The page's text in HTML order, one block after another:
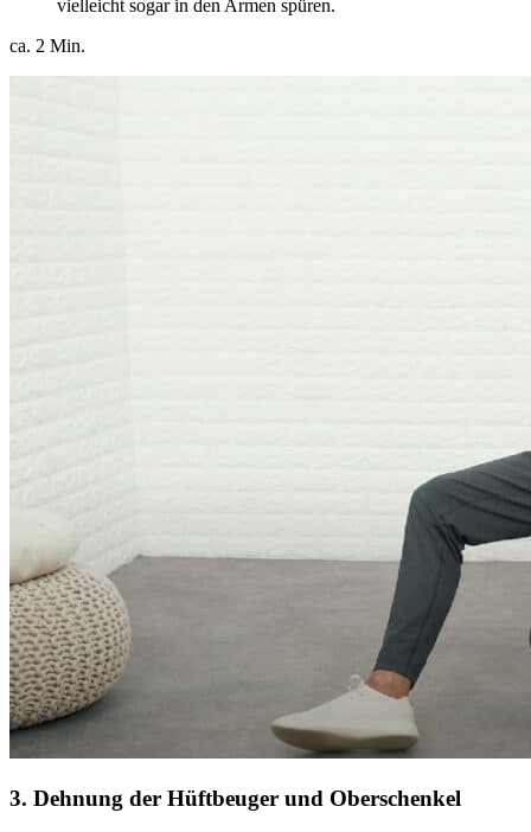
vielleicht sogar in den Armen spüren.
ca. 2 Min.
3. Dehnung der Hüftbeuger und Oberschenkel